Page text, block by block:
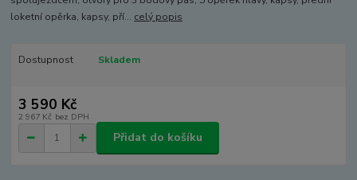
loketní opěrka, kapsy, pří... celý popis
Dostupnost Skladem
3 590 Kč
2 967 Kč bez DPH
Přidat do košíku